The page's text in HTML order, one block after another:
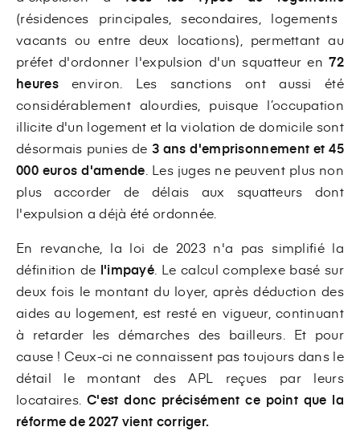
(résidences principales, secondaires, logements
vacants ou entre deux locations), permettant au
préfet d'ordonner l'expulsion d'un squatteur en72
heuresenviron. Les sanctions ont aussi été
considérablement alourdies, puisque l’occupation
illicite d'un logement et la violation de domicile sont
désormais punies de 3 ans d'emprisonnement et 45
000 euros d'amende . Les juges ne peuvent plus non
plus accorder de délais aux squatteurs dont
l'expulsion a déjà été ordonnée.
En revanche, la loi de 2023 n'a pas simplifié la
définition de l'impayé . Le calcul complexe basé sur
deux fois le montant du loyer, après déduction des
aides au logement, est resté en vigueur, continuant
à retarder les démarches des bailleurs. Et pour
cause ! Ceux-ci ne connaissent pas toujours dans le
détail le montant des APL reçues par leurs
locataires. C'est donc précisément ce point que la
réforme de 2027 vient corriger.